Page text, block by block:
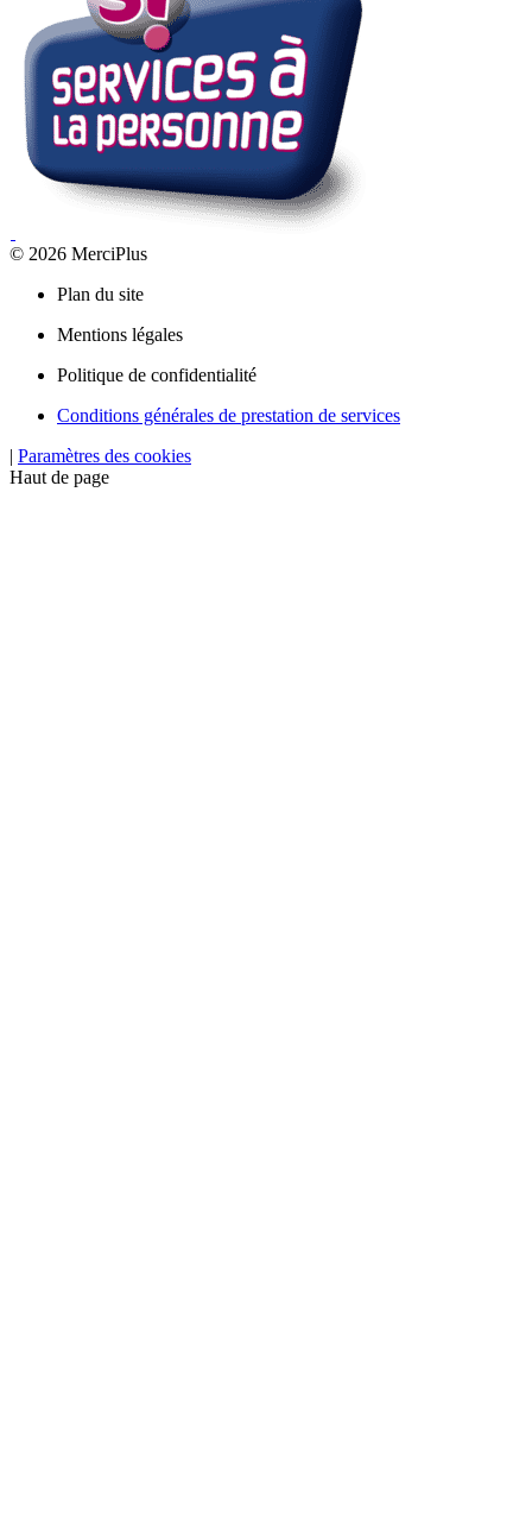
© 2026 MerciPlus
Plan du site
Mentions légales
Politique de confidentialité
Conditions générales de prestation de services
| Paramètres des cookies
Haut de page